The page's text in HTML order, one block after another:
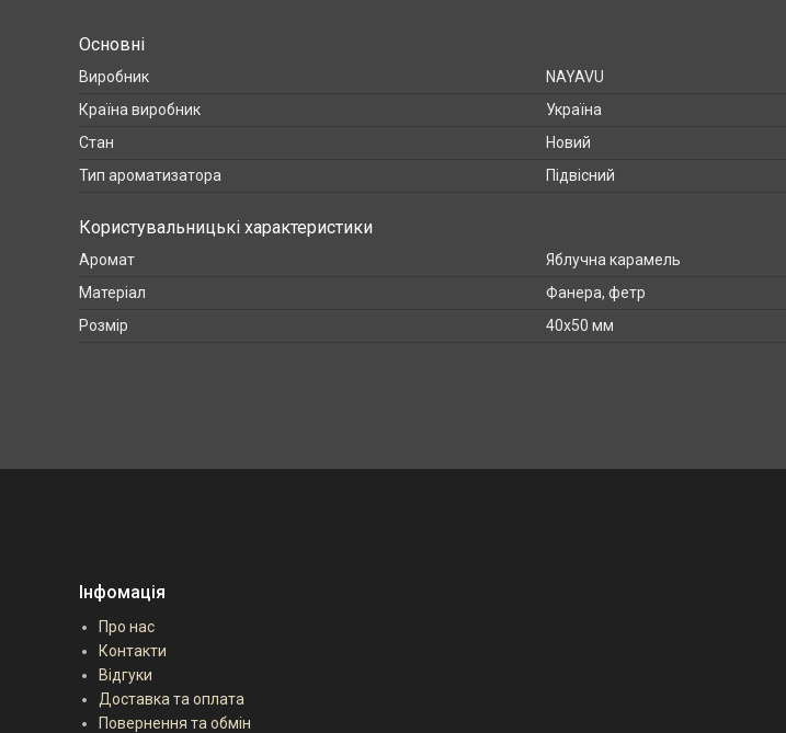
Основні
Виробник
NAYAVU
Країна виробник
Україна
Стан
Новий
Тип ароматизатора
Підвісний
Користувальницькі характеристики
Аромат
Яблучна карамель
Матеріал
Фанера, фетр
Розмір
40х50 мм
Інфомація
Про нас
Контакти
Відгуки
Доставка та оплата
Повернення та обмін